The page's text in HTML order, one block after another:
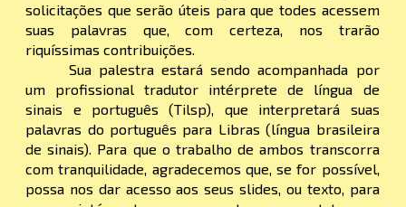
solicitações que serão úteis para que todes acessem
suas palavras que, com certeza, nos trarão
riquíssimas contribuições.
Sua palestra estará sendo acompanhada por
um profissional tradutor intérprete de língua de
sinais e português (Tilsp), que interpretará suas
palavras do português para Libras (língua brasileira
de sinais). Para que o trabalho de ambos transcorra
com tranquilidade, agradecemos que, se for possível,
possa nos dar acesso aos seus slides, ou texto, para